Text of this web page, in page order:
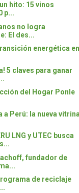
hito: 15 vinos
p...
no logra
El des...
energética en
5 claves para ganar
del Hogar Ponle
a Perú: la nueva vitrina
LNG y UTEC busca
fundador de
de reciclaje